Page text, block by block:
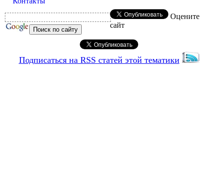
Оцените
сайт
Подписаться на RSS статей этой тематики